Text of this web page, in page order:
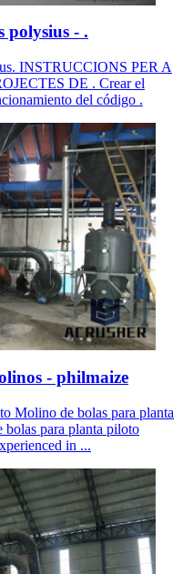
polysius - .
INSTRUCCIONS PER A
DE . Crear el
del código .
- philmaize
Molino de bolas para planta
para planta piloto
in ...